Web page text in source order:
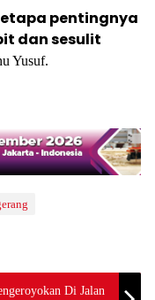
pentingnya
dan sesulit
Yusuf.
Di Jalan